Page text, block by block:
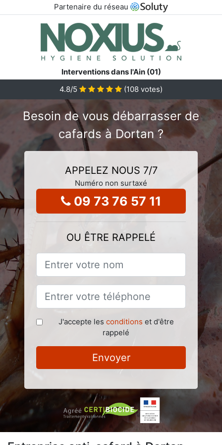
Partenaire du réseau
Interventions dans l'Ain (01)
4.8/5 (108 votes)
Besoin de vous débarrasser de
cafards à Dortan ?
APPELEZ NOUS 7/7
Numéro non surtaxé
09 73 76 57 11
OU ÊTRE RAPPELÉ
J'accepte les conditions et d'être
rappelé
Envoyer